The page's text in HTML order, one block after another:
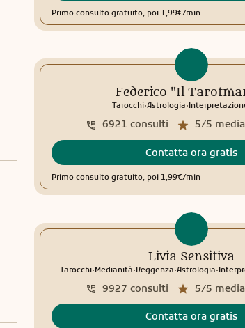
Primo consulto gratuito, poi 1,99€/min
Federico "Il
Tarocchi.Astrologia.
5/5
6921 consulti
Contatta ora gratis
Primo consulto gratuito, poi 1,99€/min
Livia Sensitiva
Tarocchi.Medianità.Veggenza.Astrologia.
5/5
9927 consulti
Contatta ora gratis